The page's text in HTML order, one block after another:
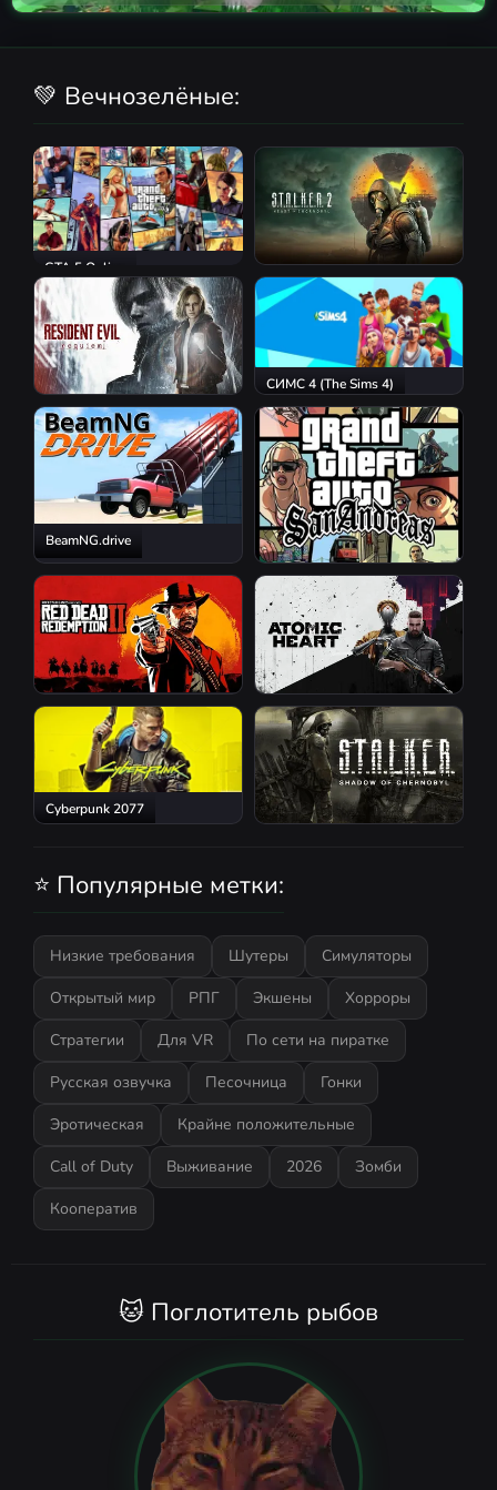
💚 Вечнозелёные:
GTA 5 Online
S.T.A.L.K.E.R. 2: Heart of
Chornobyl
Resident Evil Requiem
СИМС 4 (The Sims 4)
BeamNG.drive
GTA San Andreas
Red Dead Redemption 2 Atomic Heart
Cyberpunk 2077
⭐ Популярные метки:
Низкие требования Шутеры
Симуляторы
Открытый мир
РПГ Экшены
Хорроры
Стратегии
Для VR
По сети на пиратке
Русская озвучка
Песочница
Гонки
Эротическая
Крайне положительные
Call of Duty
Выживание 2026
Зомби
Кооператив
🐱 Поглотитель рыбов